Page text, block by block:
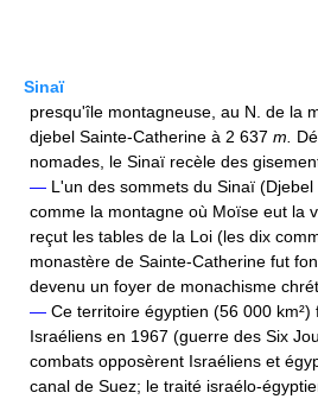
Sinaï
presqu'île montagneuse, au N. de la
djebel Sainte-Catherine à 2 637 m.
nomades, le Sinaï recèle des
— L'un des sommets du Sinaï
comme la montagne où Moïse eut la
reçut les tables de la Loi (les dix
monastère de Sainte-Catherine fut
devenu un foyer de monachisme
— Ce territoire égyptien (56 000 km²)
Israéliens en 1967 (guerre des Six
combats opposèrent Israéliens et
canal de Suez; le traité israélo-